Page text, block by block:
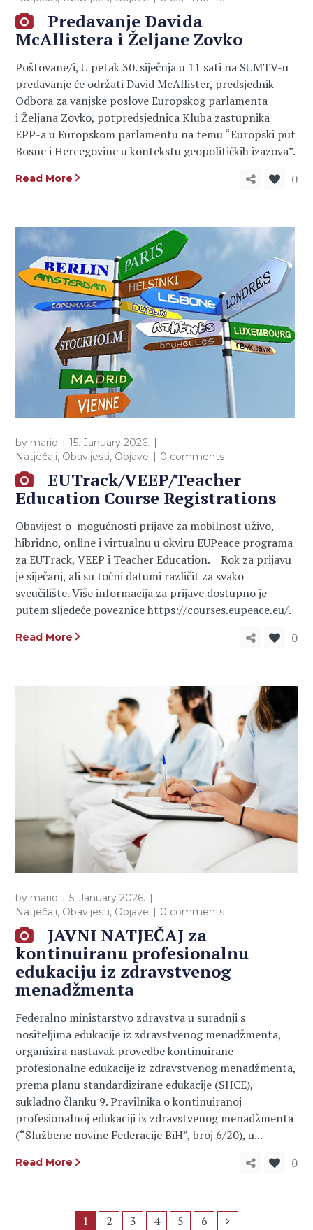
Predavanje Davida
McAllistera i Željane Zovko
Poštovane/i, U petak 30. siječnja u 11 sati na SUMTV-u
predavanje će održati David McAllister, predsjednik
Odbora za vanjske poslove Europskog parlamenta
i Željana Zovko, potpredsjednica Kluba zastupnika
EPP-a u Europskom parlamentu na temu “Europski put
Bosne i Hercegovine u kontekstu geopolitičkih izazova”.
Read More 0
by mario
15. January 2026.
Natječaji, Obavijesti, Objave 0 comments
EUTrack/VEEP/Teacher
Education Course Registrations
Obavijest o mogućnosti prijave za mobilnost uživo,
hibridno, online i virtualnu u okviru EUPeace programa
za EUTrack, VEEP i Teacher Education. Rok za prijavu
je siječanj, ali su točni datumi različit za svako
sveučilište. Više informacija za prijave dostupno je
putem sljedeće poveznice https://courses.eupeace.eu/.
Read More 0
by mario
5. January 2026.
Natječaji, Obavijesti, Objave 0 comments
JAVNI NATJEČAJ za
kontinuiranu profesionalnu
edukaciju iz zdravstvenog
menadžmenta
Federalno ministarstvo zdravstva u suradnji s
nositeljima edukacije iz zdravstvenog menadžmenta,
organizira nastavak provedbe kontinuirane
profesionalne edukacije iz zdravstvenog menadžmenta,
prema planu standardizirane edukacije (SHCE),
sukladno članku 9. Pravilnika o kontinuiranoj
profesionalnoj edukaciji iz zdravstvenog menadžmenta
(“Službene novine Federacije BiH”, broj 6/20), u...
Read More 0
1 2 3 4 5 6